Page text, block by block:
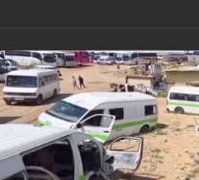
أعلن المكتب الإعلامي الحكومي في غزة ارتكاب الاحتلال الإسرائيلي أكثر من 4,091